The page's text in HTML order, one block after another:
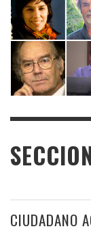
CIUDADANO